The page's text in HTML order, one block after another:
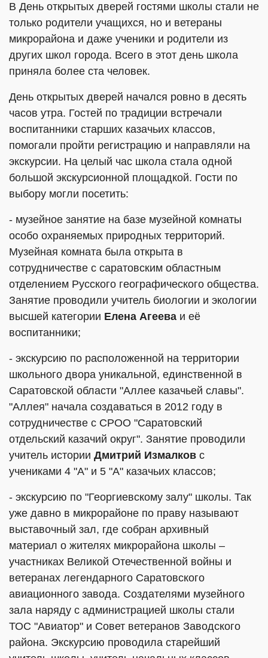
В День открытых дверей гостями школы стали не
только родители учащихся, но и ветераны
микрорайона и даже ученики и родители из
других школ города. Всего в этот день школа
приняла более ста человек.
День открытых дверей начался ровно в десять
часов утра. Гостей по традиции встречали
воспитанники старших казачьих классов,
помогали пройти регистрацию и направляли на
экскурсии. На целый час школа стала одной
большой экскурсионной площадкой. Гости по
выбору могли посетить:
- музейное занятие на базе музейной комнаты
особо охраняемых природных территорий.
Музейная комната была открыта в
сотрудничестве с саратовским областным
отделением Русского географического общества.
Занятие проводили учитель биологии и экологии
высшей категории Елена Агеева и её
воспитанники;
- экскурсию по расположенной на территории
школьного двора уникальной, единственной в
Саратовской области "Аллее казачьей славы".
"Аллея" начала создаваться в 2012 году в
сотрудничестве с СРОО "Саратовский
отдельский казачий округ". Занятие проводили
учитель истории Дмитрий Измалков с
учениками 4 "А" и 5 "А" казачьих классов;
- экскурсию по "Георгиевскому залу" школы. Так
уже давно в микрорайоне по праву называют
выставочный зал, где собран архивный
материал о жителях микрорайона школы –
участниках Великой Отечественной войны и
ветеранах легендарного Саратовского
авиационного завода. Создателями музейного
зала наряду с администрацией школы стали
ТОС "Авиатор" и Совет ветеранов Заводского
района. Экскурсию проводила старейший